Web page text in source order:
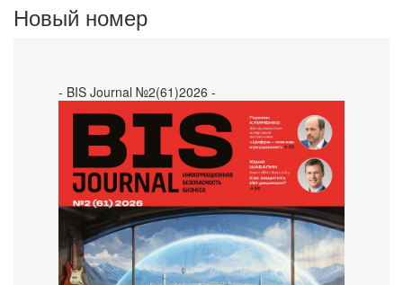
Новый номер
- BIS Journal №2(61)2026 -